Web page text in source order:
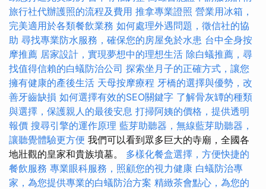
旅行社代辦護照的流程及費用 推拿專業證照 營業用冰箱，
完美適用於各類餐飲業務 如何處理外遇問題，徵信社的協
助 尋找專業防水服務，確保您的房屋免於水患 台中全身按
摩推薦 居家設計，實現夢想中的理想生活 除白蟻推薦，尋
找值得信賴的白蟻防治公司 探索坐月子的正確方式，讓您
擁有健康的產後生活 天母按摩療程 牙橋的選擇與優勢，改
善牙齒缺損 如何選擇有效的SEO關鍵字 了解骨灰罈的種類
與選擇，保護親人的最後安息 打掃阿姨的價格，提供透明
報價 搜尋引擎的運作原理 藍芽助聽器，無線藍芽助聽器，
讓聽覺體驗更方便 我們可以看到眾多巨大的寺廟，全國各
地壯觀的皇家和貴族墳墓。 多樣化餐盒選擇，方便快捷的
餐飲服務 專業眼科服務，照顧您的視力健康 白蟻防治專
家，為您提供專業的白蟻防治方案 精緻茶會點心，為您的